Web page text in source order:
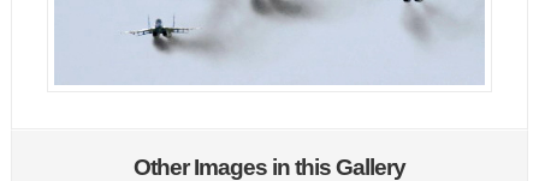
Other Images in this Gallery